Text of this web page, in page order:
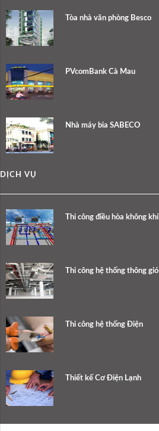
Tòa nhà văn phòng Besco
PVcomBank Cà Mau
Nhà máy bia SABECO
DỊCH VỤ
Thi công điều hòa không khí
Thi công hệ thống thông gió
Thi công hệ thống Điện
Thiết kế Cơ Điện Lạnh